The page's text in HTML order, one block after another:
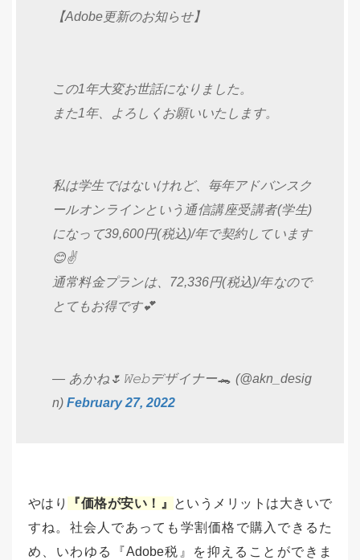
【Adobe更新のお知らせ】
この1年大変お世話になりました。
また1年、よろしくお願いいたします。
私は学生ではないけれど、毎年アドバンスク
ールオンラインという通信講座受講者(学生)
になって39,600円(税込)/年で契約しています
😊✌️
通常料金プランは、72,336円(税込)/年なので
とてもお得です💕
— あかね🌷𝚆𝚎𝚋デザイナー🐊 (@akn_desig
n) February 27, 2022
やはり 『価格が安い！』
というメリットは大きいで
すね。社会人であっても学割価格で購入できるた
め、いわゆる『Adobe税』を抑えることができま